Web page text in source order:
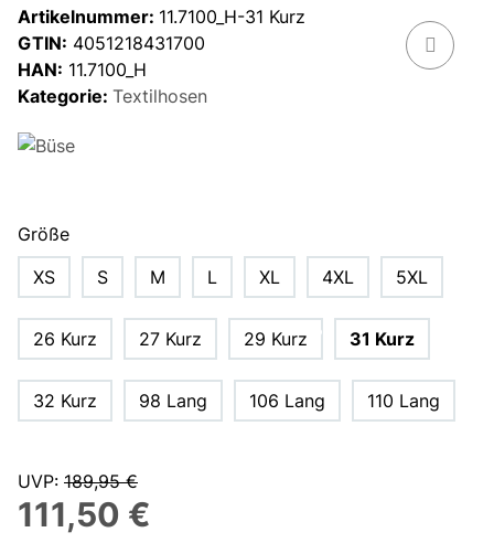
Artikelnummer: 11.7100_H-31 Kurz
GTIN: 4051218431700
HAN: 11.7100_H
Kategorie: Textilhosen
Größe
XS
S M L XL 4XL 5XL
26 Kurz 27 Kurz 29 Kurz 31 Kurz
32 Kurz 98 Lang 106 Lang 110 Lang
UVP: 189,95 €
111,50 €